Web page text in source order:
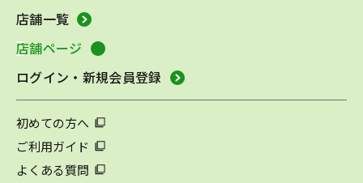
店舗一覧
店舗ページ
ログイン・新規会員登録
初めての方へ
ご利用ガイド
よくある質問